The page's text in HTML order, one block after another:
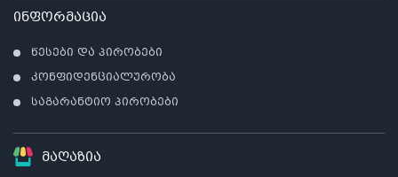
ინფორმაცია
წესები და პირობები
კონფიდენციალურობა
საგარანტიო პირობები
მაღაზია